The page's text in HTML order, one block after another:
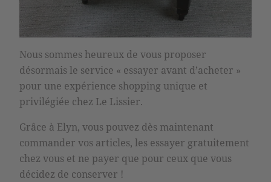
Nous sommes heureux de vous proposer
désormais le service « essayer avant d’acheter »
pour une expérience shopping unique et
privilégiée chez Le Lissier.
Grâce à Elyn, vous pouvez dès maintenant
commander vos articles, les essayer gratuitement
chez vous et ne payer que pour ceux que vous
décidez de conserver !